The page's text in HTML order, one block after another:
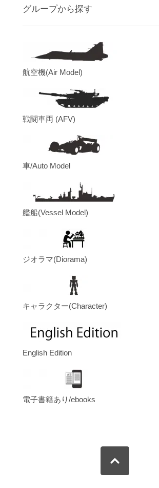
グループから探す
航空機(Air Model)
戦闘車両 (AFV)
車/Auto Model
艦船(Vessel Model)
ジオラマ(Diorama)
キャラクター(Character)
English Edition
電子書籍あり/ebooks